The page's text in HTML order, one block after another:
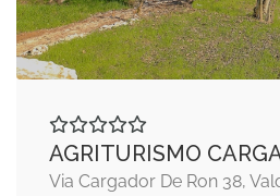
AGRITURISMO
Via Cargador De Ron 38,